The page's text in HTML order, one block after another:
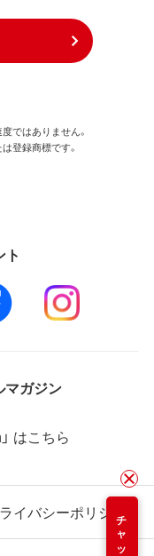
チャット
ではありません。
登録商標です。
ト
マガジン
はこちら
イバシーポリシー